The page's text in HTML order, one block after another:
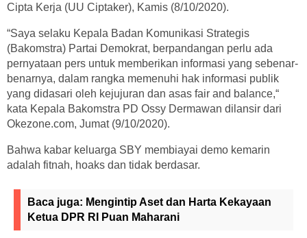
Cipta Kerja (UU Ciptaker), Kamis (8/10/2020).
“Saya selaku Kepala Badan Komunikasi Strategis
(Bakomstra) Partai Demokrat, berpandangan perlu ada
pernyataan pers untuk memberikan informasi yang sebenar-
benarnya, dalam rangka memenuhi hak informasi publik
yang didasari oleh kejujuran dan asas fair and balance,“
kata Kepala Bakomstra PD Ossy Dermawan dilansir dari
Okezone.com, Jumat (9/10/2020).
Bahwa kabar keluarga SBY membiayai demo kemarin
adalah fitnah, hoaks dan tidak berdasar.
Baca juga: Mengintip Aset dan Harta Kekayaan
Ketua DPR RI Puan Maharani